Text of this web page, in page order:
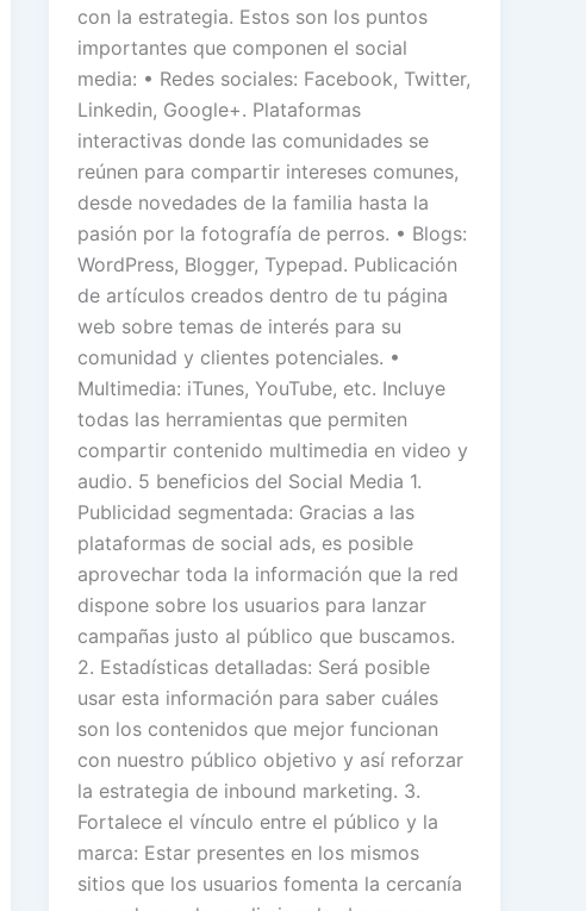
con la estrategia. Estos son los puntos
importantes que componen el social
media: • Redes sociales: Facebook, Twitter,
Linkedin, Google+. Plataformas
interactivas donde las comunidades se
reúnen para compartir intereses comunes,
desde novedades de la familia hasta la
pasión por la fotografía de perros. • Blogs:
WordPress, Blogger, Typepad. Publicación
de artículos creados dentro de tu página
web sobre temas de interés para su
comunidad y clientes potenciales. •
Multimedia: iTunes, YouTube, etc. Incluye
todas las herramientas que permiten
compartir contenido multimedia en video y
audio. 5 beneficios del Social Media 1.
Publicidad segmentada: Gracias a las
plataformas de social ads, es posible
aprovechar toda la información que la red
dispone sobre los usuarios para lanzar
campañas justo al público que buscamos.
2. Estadísticas detalladas: Será posible
usar esta información para saber cuáles
son los contenidos que mejor funcionan
con nuestro público objetivo y así reforzar
la estrategia de inbound marketing. 3.
Fortalece el vínculo entre el público y la
marca: Estar presentes en los mismos
sitios que los usuarios fomenta la cercanía